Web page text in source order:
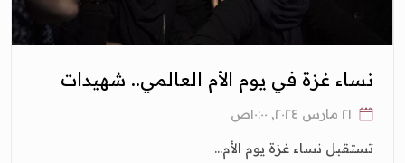
نساء غزة في يوم الأم العالمي.. شهيدات
وأرامل وثَكَالَى
٢١ مارس ٢٠٢٤, ١٠:٠٠ص
تستقبل نساء غزة يوم الأم...